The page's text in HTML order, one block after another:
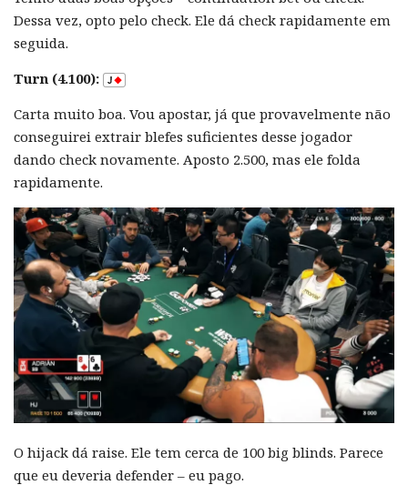
Dessa vez, opto pelo check. Ele dá check rapidamente em
seguida.
Turn (4.100):
Carta muito boa. Vou apostar, já que provavelmente não
conseguirei extrair blefes suficientes desse jogador
dando check novamente. Aposto 2.500, mas ele folda
rapidamente.
O hijack dá raise. Ele tem cerca de 100 big blinds. Parece
que eu deveria defender – eu pago.